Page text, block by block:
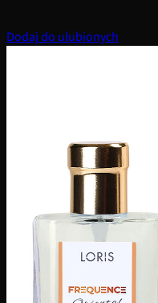
Dodaj do ulubionych